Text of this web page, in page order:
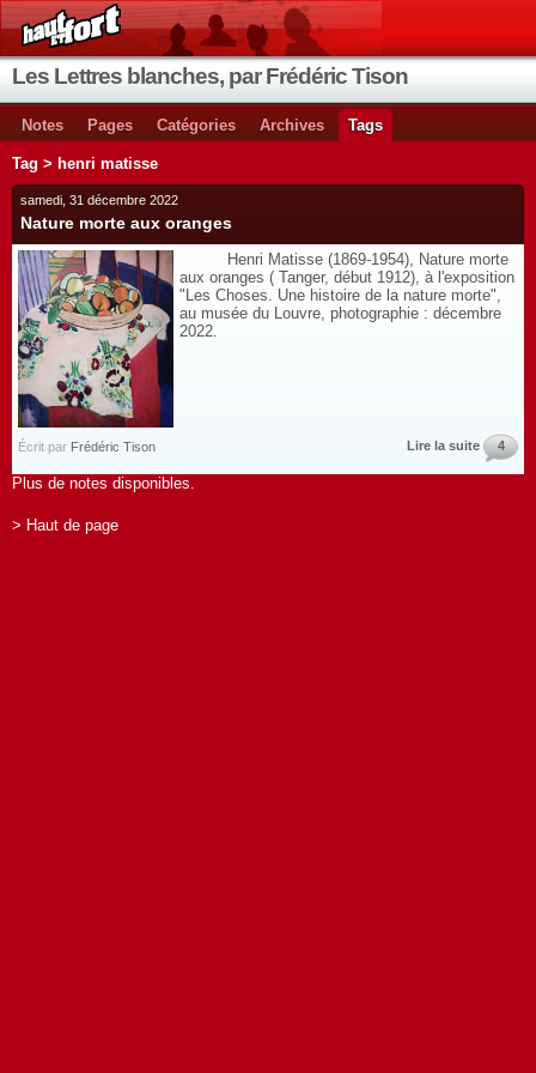
Les Lettres blanches, par Frédéric Tison
Notes Pages Catégories Archives Tags
Tag > henri matisse
samedi, 31 décembre 2022
Nature morte aux oranges
Henri Matisse (1869-1954), Nature morte
aux oranges ( Tanger, début 1912), à l'exposition
"Les Choses. Une histoire de la nature morte",
au musée du Louvre, photographie : décembre
2022.
Écrit par Frédéric Tison Lire la suite 4
Plus de notes disponibles.
> Haut de page